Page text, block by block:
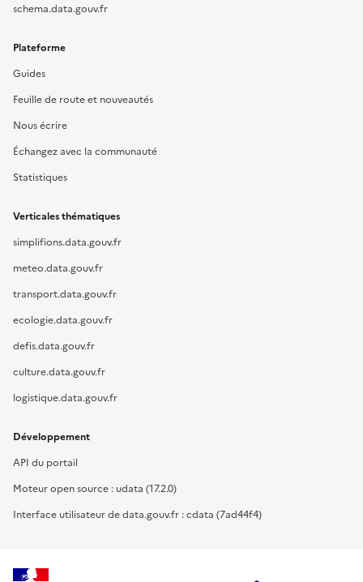
schema.data.gouv.fr
Plateforme
Guides
Feuille de route et nouveautés
Nous écrire
Échangez avec la communauté
Statistiques
Verticales thématiques
simplifions.data.gouv.fr
meteo.data.gouv.fr
transport.data.gouv.fr
ecologie.data.gouv.fr
defis.data.gouv.fr
culture.data.gouv.fr
logistique.data.gouv.fr
Développement
API du portail
Moteur open source : udata (17.2.0)
Interface utilisateur de data.gouv.fr : cdata (7ad44f4)